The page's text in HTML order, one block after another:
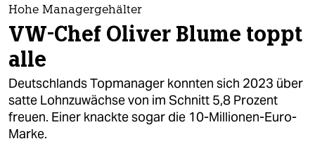
themen
politik
öko
gesellschaft
kultur
Hohe Managergehälter
VW-Chef Oliver Blume toppt
alle
Deutschlands Topmanager konnten sich 2023 über
satte Lohnzuwächse von im Schnitt 5,8 Prozent
freuen. Einer knackte sogar die 10-Millionen-Euro-
Marke.